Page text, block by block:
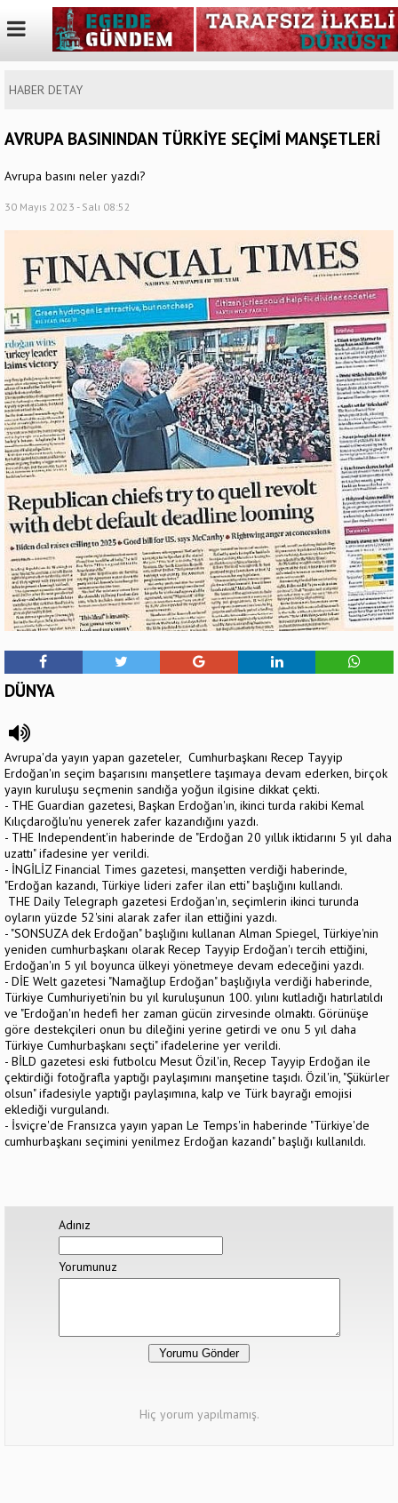
HABER DETAY
AVRUPA BASININDAN TÜRKİYE SEÇİMİ MANŞETLERİ
Avrupa basını neler yazdı?
30 Mayıs 2023 - Salı 08:52
DÜNYA
Avrupa'da yayın yapan gazeteler, Cumhurbaşkanı Recep Tayyip
Erdoğan'ın seçim başarısını manşetlere taşımaya devam ederken, birçok
yayın kuruluşu seçmenin sandığa yoğun ilgisine dikkat çekti.
- THE Guardian gazetesi, Başkan Erdoğan'ın, ikinci turda rakibi Kemal
Kılıçdaroğlu'nu yenerek zafer kazandığını yazdı.
- THE Independent'in haberinde de "Erdoğan 20 yıllık iktidarını 5 yıl daha
uzattı" ifadesine yer verildi.
- İNGİLİZ Financial Times gazetesi, manşetten verdiği haberinde,
"Erdoğan kazandı, Türkiye lideri zafer ilan etti" başlığını kullandı.
THE Daily Telegraph gazetesi Erdoğan'ın, seçimlerin ikinci turunda
oyların yüzde 52'sini alarak zafer ilan ettiğini yazdı.
- "SONSUZA dek Erdoğan" başlığını kullanan Alman Spiegel, Türkiye'nin
yeniden cumhurbaşkanı olarak Recep Tayyip Erdoğan'ı tercih ettiğini,
Erdoğan'ın 5 yıl boyunca ülkeyi yönetmeye devam edeceğini yazdı.
- DİE Welt gazetesi "Namağlup Erdoğan" başlığıyla verdiği haberinde,
Türkiye Cumhuriyeti'nin bu yıl kuruluşunun 100. yılını kutladığı hatırlatıldı
ve "Erdoğan'ın hedefi her zaman gücün zirvesinde olmaktı. Görünüşe
göre destekçileri onun bu dileğini yerine getirdi ve onu 5 yıl daha
Türkiye Cumhurbaşkanı seçti" ifadelerine yer verildi.
- BİLD gazetesi eski futbolcu Mesut Özil'in, Recep Tayyip Erdoğan ile
çektirdiği fotoğrafla yaptığı paylaşımını manşetine taşıdı. Özil'in, "Şükürler
olsun" ifadesiyle yaptığı paylaşımına, kalp ve Türk bayrağı emojisi
eklediği vurgulandı.
- İsviçre'de Fransızca yayın yapan Le Temps'in haberinde "Türkiye'de
cumhurbaşkanı seçimini yenilmez Erdoğan kazandı" başlığı kullanıldı.
Adınız
Yorumunuz
Hiç yorum yapılmamış.